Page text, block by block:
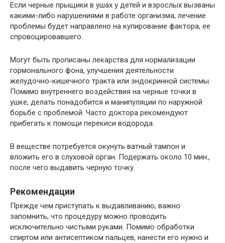
Если черные прыщики в ушах у детей и взрослых вызваны
какими-либо нарушениями в работе организма, лечение
проблемы будет направлено на купирование фактора, ее
спровоцировавшего.
Могут быть прописаны лекарства для нормализации
гормонального фона, улучшения деятельности
желудочно-кишечного тракта или эндокринной системы.
Помимо внутреннего воздействия на черные точки в
ушке, делать понадобится и манипуляции по наружной
борьбе с проблемой. Часто доктора рекомендуют
прибегать к помощи перекиси водорода.
В веществе потребуется окунуть ватный тампон и
вложить его в слуховой орган. Подержать около 10 мин.,
после чего выдавить черную точку.
Рекомендации
Прежде чем приступать к выдавливанию, важно
запомнить, что процедуру можно проводить
исключительно чистыми руками. Помимо обработки
спиртом или антисептиком пальцев, нанести его нужно и